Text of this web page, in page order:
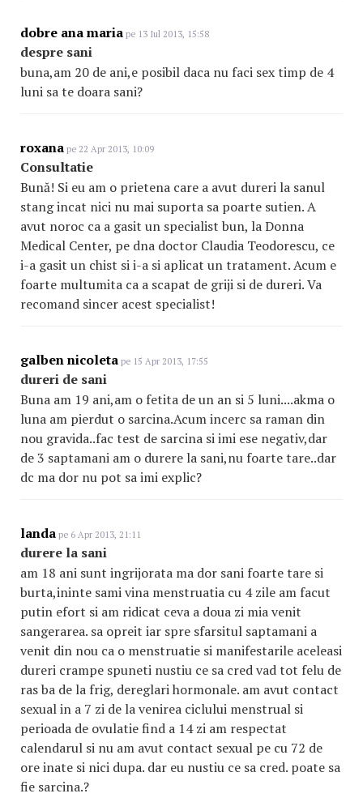
dobre ana maria pe 13 Iul 2013, 15:58
despre sani
buna,am 20 de ani,e posibil daca nu faci sex timp de 4
luni sa te doara sani?
roxana pe 22 Apr 2013, 10:09
Consultatie
Bună! Si eu am o prietena care a avut dureri la sanul
stang incat nici nu mai suporta sa poarte sutien. A
avut noroc ca a gasit un specialist bun, la Donna
Medical Center, pe dna doctor Claudia Teodorescu, ce
i-a gasit un chist si i-a si aplicat un tratament. Acum e
foarte multumita ca a scapat de griji si de dureri. Va
recomand sincer acest specialist!
galben nicoleta pe 15 Apr 2013, 17:55
dureri de sani
Buna am 19 ani,am o fetita de un an si 5 luni....akma o
luna am pierdut o sarcina.Acum incerc sa raman din
nou gravida..fac test de sarcina si imi ese negativ,dar
de 3 saptamani am o durere la sani,nu foarte tare..dar
dc ma dor nu pot sa imi explic?
landa pe 6 Apr 2013, 21:11
durere la sani
am 18 ani sunt ingrijorata ma dor sani foarte tare si
burta,ininte sami vina menstruatia cu 4 zile am facut
putin efort si am ridicat ceva a doua zi mia venit
sangerarea. sa opreit iar spre sfarsitul saptamani a
venit din nou ca o menstruatie si manifestarile aceleasi
dureri crampe spuneti nustiu ce sa cred vad tot felu de
ras ba de la frig, dereglari hormonale. am avut contact
sexual in a 7 zi de la venirea ciclului menstrual si
perioada de ovulatie find a 14 zi am respectat
calendarul si nu am avut contact sexual pe cu 72 de
ore inate si nici dupa. dar eu nustiu ce sa cred. poate sa
fie sarcina.?